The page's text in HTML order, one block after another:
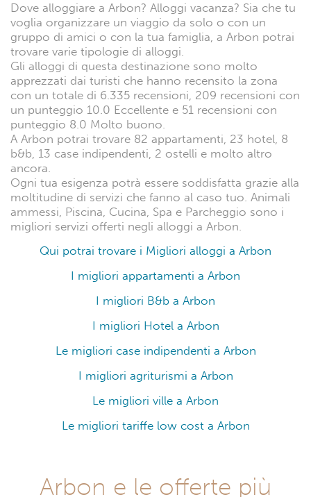
Dove alloggiare a Arbon? Alloggi vacanza? Sia che tu
voglia organizzare un viaggio da solo o con un
gruppo di amici o con la tua famiglia, a Arbon potrai
trovare varie tipologie di alloggi.
Gli alloggi di questa destinazione sono molto
apprezzati dai turisti che hanno recensito la zona
con un totale di 6.335 recensioni, 209 recensioni con
un punteggio 10.0 Eccellente e 51 recensioni con
punteggio 8.0 Molto buono.
A Arbon potrai trovare 82 appartamenti, 23 hotel, 8
b&b, 13 case indipendenti, 2 ostelli e molto altro
ancora.
Ogni tua esigenza potrà essere soddisfatta grazie alla
moltitudine di servizi che fanno al caso tuo. Animali
ammessi, Piscina, Cucina, Spa e Parcheggio sono i
migliori servizi offerti negli alloggi a Arbon.
Qui potrai trovare i Migliori alloggi a Arbon
I migliori appartamenti a Arbon
I migliori B&b a Arbon
I migliori Hotel a Arbon
Le migliori case indipendenti a Arbon
I migliori agriturismi a Arbon
Le migliori ville a Arbon
Le migliori tariffe low cost a Arbon
Arbon e le offerte più